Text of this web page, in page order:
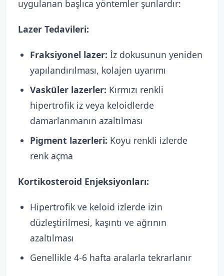
uygulanan başlıca yöntemler şunlardır:
Lazer Tedavileri:
Fraksiyonel lazer: İz dokusunun yeniden
yapılandırılması, kolajen uyarımı
Vasküler lazerler: Kırmızı renkli
hipertrofik iz veya keloidlerde
damarlanmanın azaltılması
Pigment lazerleri: Koyu renkli izlerde
renk açma
Kortikosteroid Enjeksiyonları:
Hipertrofik ve keloid izlerde izin
düzleştirilmesi, kaşıntı ve ağrının
azaltılması
Genellikle 4-6 hafta aralarla tekrarlanır